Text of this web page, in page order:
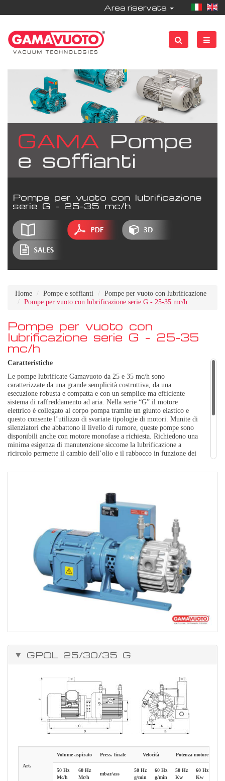
Area riservata
GAMA Pompe
e soffianti
Pompe per vuoto con lubrificazione
serie G - 25-35 mc/h
Home Pompe e soffianti
Pompe per vuoto con lubrificazione
Pompe per vuoto con lubrificazione serie G - 25-35 mc/h
Pompe per vuoto con
lubrificazione serie G - 25-35
mc/h
Caratteristiche
Le pompe lubrificate Gamavuoto da 25 e 35 mc/h sono
caratterizzate da una grande semplicità costruttiva, da una
esecuzione robusta e compatta e con un semplice ma efficiente
sistema di raffreddamento ad aria. Nella serie “G” il motore
elettrico è collegato al corpo pompa tramite un giunto elastico e
questo consente l’utilizzo di svariate tipologie di motori. Munite di
silenziatori che abbattono il livello di rumore, queste pompe sono
disponibili anche con motore monofase a richiesta. Richiedono una
minima esigenza di manutenzione siccome la lubrificazione a
ricircolo permette il cambio dell’olio e il rabbocco in funzione dei
collegamento elettrico al motore e verificare il corretto senso di
rotazione della pompa. ATTENZIONE! il senso contrario di
rotazione del motore elettrico può determinare la rottura del gruppo
GPOL 25/30/35 G
Art.
Volume aspirato Press. finale Velocità Potenza motore
50 Hz
Mc/h
60 Hz
Mc/h
mbar/ass
50 Hz
g/min
60 Hz
g/min
50 Hz
Kw
60 Hz
Kw